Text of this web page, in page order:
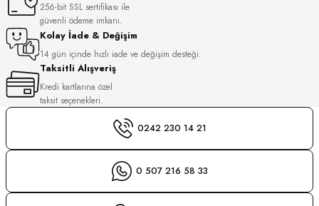
256-bit SSL sertifikası ile
güvenli ödeme imkanı.
Kolay İade & Değişim
14 gün içinde hızlı iade ve değişim desteği.
Taksitli Alışveriş
Kredi kartlarına özel
taksit seçenekleri.
0242 230 14 21
0 507 216 58 33